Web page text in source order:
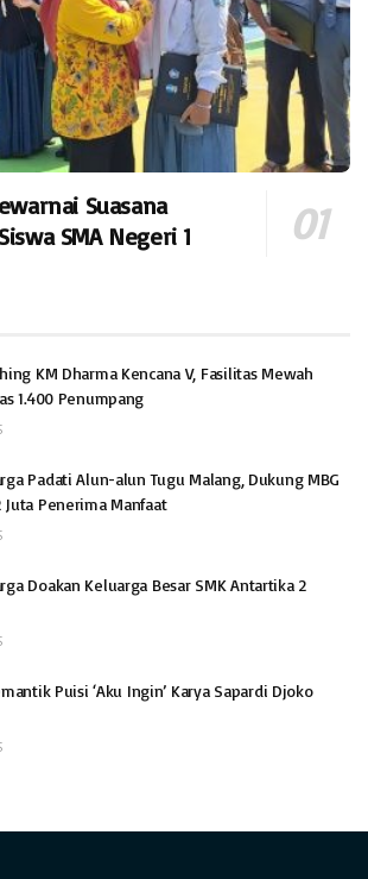
Suasana
SMA Negeri 1
KM Dharma Kencana V, Fasilitas Mewah
1.400 Penumpang
Padati Alun-alun Tugu Malang, Dukung MBG
Penerima Manfaat
Doakan Keluarga Besar SMK Antartika 2
Puisi ‘Aku Ingin’ Karya Sapardi Djoko